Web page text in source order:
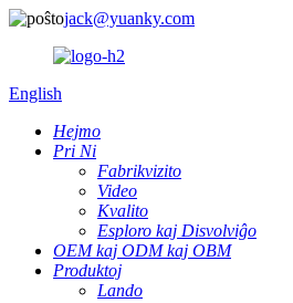
jack@yuanky.com
English
Hejmo
Pri Ni
Fabrikvizito
Video
Kvalito
Esploro kaj Disvolviĝo
OEM kaj ODM kaj OBM
Produktoj
Lando